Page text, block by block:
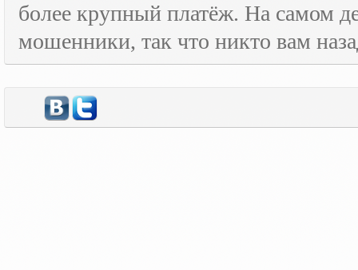
более крупный платёж. На самом
мошенники, так что никто вам